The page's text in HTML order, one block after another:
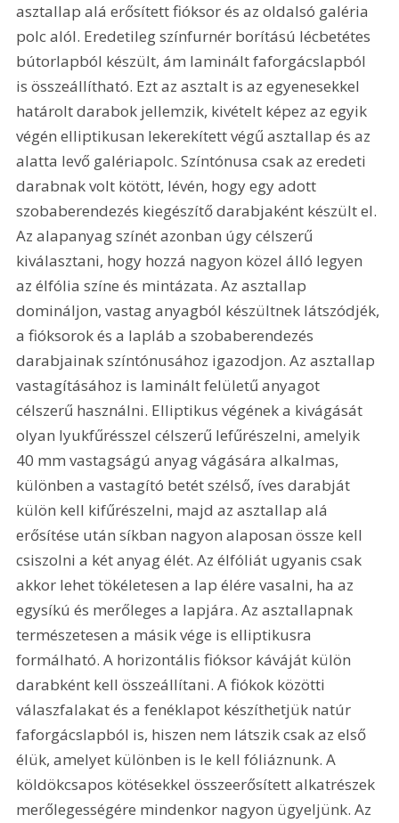
asztallap alá erősített fióksor és az oldalsó galéria
polc alól. Eredetileg színfurnér borítású lécbetétes
bútorlapból készült, ám laminált faforgácslapból
is összeállítható. Ezt az asztalt is az egyenesekkel
határolt darabok jellemzik, kivételt képez az egyik
végén elliptikusan lekerekített végű asztallap és az
alatta levő galériapolc. Színtónusa csak az eredeti
darabnak volt kötött, lévén, hogy egy adott
szobaberendezés kiegészítő darabjaként készült el.
Az alapanyag színét azonban úgy célszerű
kiválasztani, hogy hozzá nagyon közel álló legyen
az élfólia színe és mintázata. Az asztallap
domináljon, vastag anyagból készültnek látszódjék,
a fióksorok és a lapláb a szobaberendezés
darabjainak színtónusához igazodjon. Az asztallap
vastagításához is laminált felületű anyagot
célszerű használni. Elliptikus végének a kivágását
olyan lyukfűrésszel célszerű lefűrészelni, amelyik
40 mm vastagságú anyag vágására alkalmas,
különben a vastagító betét szélső, íves darabját
külön kell kifűrészelni, majd az asztallap alá
erősítése után síkban nagyon alaposan össze kell
csiszolni a két anyag élét. Az élfóliát ugyanis csak
akkor lehet tökéletesen a lap élére vasalni, ha az
egysíkú és merőleges a lapjára. Az asztallapnak
természetesen a másik vége is elliptikusra
formálható. A horizontális fióksor káváját külön
darabként kell összeállítani. A fiókok közötti
válaszfalakat és a fenéklapot készíthetjük natúr
faforgácslapból is, hiszen nem látszik csak az első
élük, amelyet különben is le kell fóliáznunk. A
köldökcsapos kötésekkel összeerősített alkatrészek
merőlegességére mindenkor nagyon ügyeljünk. Az